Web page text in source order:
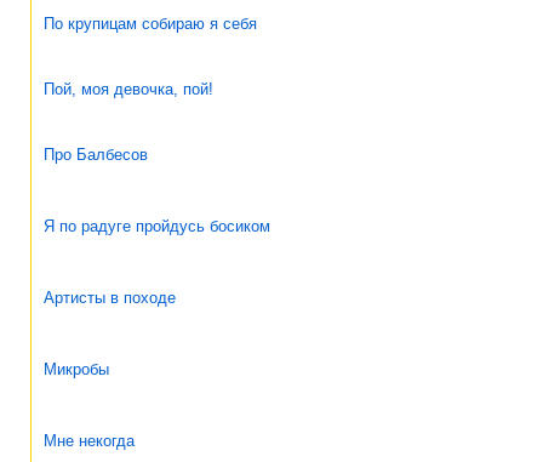
По крупицам собираю я себя
Пой, моя девочка, пой!
Про Балбесов
Я по радуге пройдусь босиком
Артисты в походе
Микробы
Мне некогда